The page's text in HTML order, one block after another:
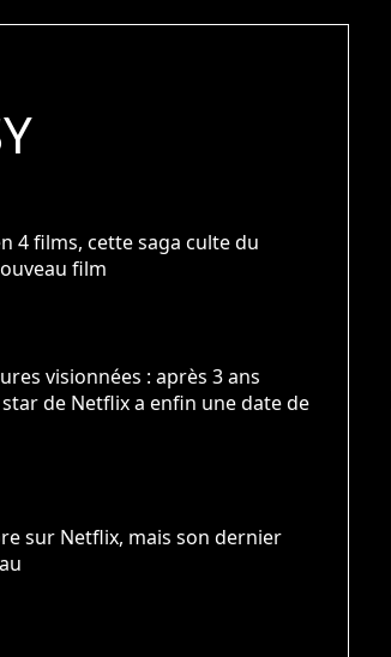
4 films, cette saga culte du
film
visionnées : après 3 ans
de Netflix a enfin une date de
sur Netflix, mais son dernier